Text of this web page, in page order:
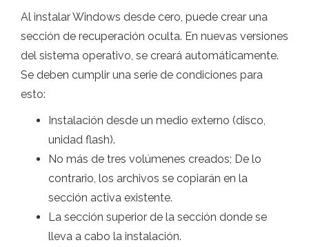
Al instalar Windows desde cero, puede crear una
sección de recuperación oculta. En nuevas versiones
del sistema operativo, se creará automáticamente.
Se deben cumplir una serie de condiciones para
esto:
Instalación desde un medio externo (disco,
unidad flash).
No más de tres volúmenes creados; De lo
contrario, los archivos se copiarán en la
sección activa existente.
La sección superior de la sección donde se
lleva a cabo la instalación.